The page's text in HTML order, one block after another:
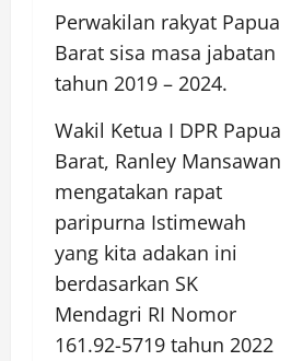
Perwakilan rakyat Papua
Barat sisa masa jabatan
tahun 2019 – 2024.
Wakil Ketua I DPR Papua
Barat, Ranley Mansawan
mengatakan rapat
paripurna Istimewah
yang kita adakan ini
berdasarkan SK
Mendagri RI Nomor
161.92-5719 tahun 2022